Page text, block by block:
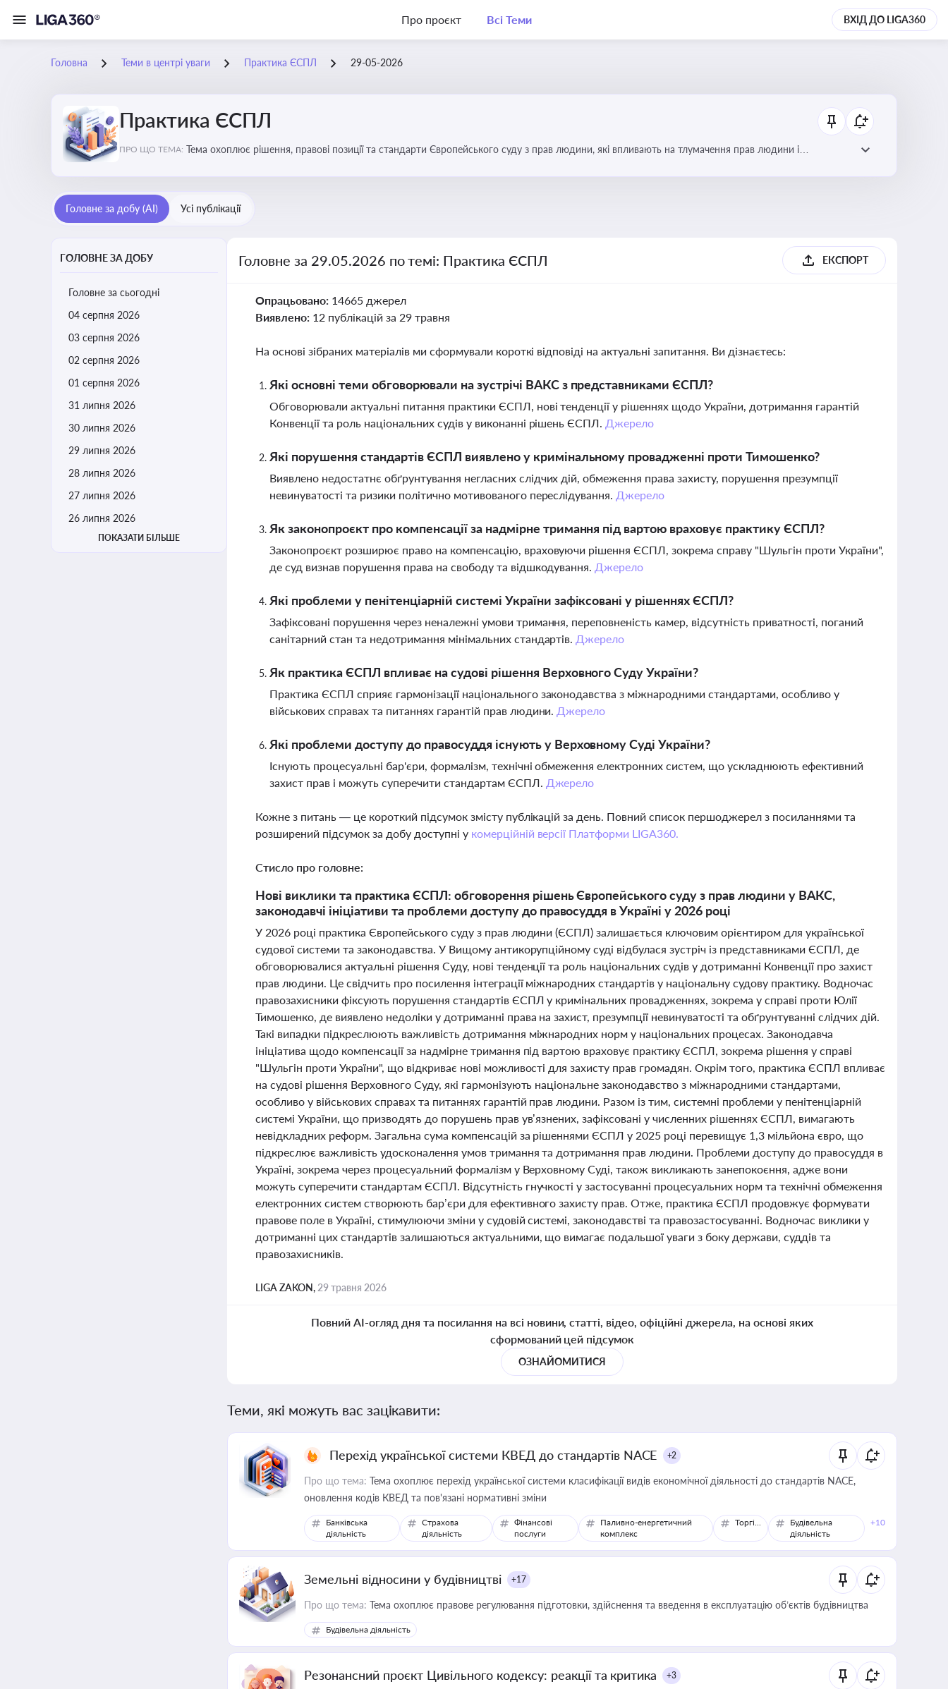
Про проєкт Всі Теми ВХІД ДО LIGA360
Головна Теми в центрі уваги Практика ЄСПЛ 29-05-2026
Практика ЄСПЛ
ПРО ЩО ТЕМА: Тема охоплює рішення, правові позиції та стандарти Європейського суду з прав людини, які впливають на тлумачення прав людини і
Головне за добу (AI) Усі публікації
ГОЛОВНЕ ЗА ДОБУ
Головне за сьогодні
04 серпня 2026
03 серпня 2026
02 серпня 2026
01 серпня 2026
31 липня 2026
30 липня 2026
29 липня 2026
28 липня 2026
27 липня 2026
26 липня 2026
ПОКАЗАТИ БІЛЬШЕ
Головне за 29.05.2026 по темі: Практика ЄСПЛ ЕКСПОРТ
Опрацьовано: 14665 джерел
Виявлено: 12 публікацій за 29 травня
На основі зібраних матеріалів ми сформували короткі відповіді на актуальні запитання. Ви дізнаєтесь:
Які основні теми обговорювали на зустрічі ВАКС з представниками ЄСПЛ?
Обговорювали актуальні питання практики ЄСПЛ, нові тенденції у рішеннях щодо України, дотримання гарантій
Конвенції та роль національних судів у виконанні рішень ЄСПЛ. Джерело
Які порушення стандартів ЄСПЛ виявлено у кримінальному провадженні проти Тимошенко?
Виявлено недостатнє обґрунтування негласних слідчих дій, обмеження права захисту, порушення презумпції
невинуватості та ризики політично мотивованого переслідування. Джерело
Як законопроєкт про компенсації за надмірне тримання під вартою враховує практику ЄСПЛ?
Законопроєкт розширює право на компенсацію, враховуючи рішення ЄСПЛ, зокрема справу "Шульгін проти України",
де суд визнав порушення права на свободу та відшкодування. Джерело
Які проблеми у пенітенціарній системі України зафіксовані у рішеннях ЄСПЛ?
Зафіксовані порушення через неналежні умови тримання, переповненість камер, відсутність приватності, поганий
санітарний стан та недотримання мінімальних стандартів. Джерело
Як практика ЄСПЛ впливає на судові рішення Верховного Суду України?
Практика ЄСПЛ сприяє гармонізації національного законодавства з міжнародними стандартами, особливо у
військових справах та питаннях гарантій прав людини. Джерело
Які проблеми доступу до правосуддя існують у Верховному Суді України?
Існують процесуальні бар'єри, формалізм, технічні обмеження електронних систем, що ускладнюють ефективний
захист прав і можуть суперечити стандартам ЄСПЛ. Джерело
Кожне з питань — це короткий підсумок змісту публікацій за день. Повний список першоджерел з посиланнями та
розширений підсумок за добу доступні у комерційній версії Платформи LIGA360.
Стисло про головне:
Нові виклики та практика ЄСПЛ: обговорення рішень Європейського суду з прав людини у ВАКС,
законодавчі ініціативи та проблеми доступу до правосуддя в Україні у 2026 році
У 2026 році практика Європейського суду з прав людини (ЄСПЛ) залишається ключовим орієнтиром для української
судової системи та законодавства. У Вищому антикорупційному суді відбулася зустріч із представниками ЄСПЛ, де
обговорювалися актуальні рішення Суду, нові тенденції та роль національних судів у дотриманні Конвенції про захист
прав людини. Це свідчить про посилення інтеграції міжнародних стандартів у національну судову практику. Водночас
правозахисники фіксують порушення стандартів ЄСПЛ у кримінальних провадженнях, зокрема у справі проти Юлії
Тимошенко, де виявлено недоліки у дотриманні права на захист, презумпції невинуватості та обґрунтуванні слідчих дій.
Такі випадки підкреслюють важливість дотримання міжнародних норм у національних процесах. Законодавча
ініціатива щодо компенсації за надмірне тримання під вартою враховує практику ЄСПЛ, зокрема рішення у справі
"Шульгін проти України", що відкриває нові можливості для захисту прав громадян. Окрім того, практика ЄСПЛ впливає
на судові рішення Верховного Суду, які гармонізують національне законодавство з міжнародними стандартами,
особливо у військових справах та питаннях гарантій прав людини. Разом із тим, системні проблеми у пенітенціарній
системі України, що призводять до порушень прав ув’язнених, зафіксовані у численних рішеннях ЄСПЛ, вимагають
невідкладних реформ. Загальна сума компенсацій за рішеннями ЄСПЛ у 2025 році перевищує 1,3 мільйона євро, що
підкреслює важливість удосконалення умов тримання та дотримання прав людини. Проблеми доступу до правосуддя в
Україні, зокрема через процесуальний формалізм у Верховному Суді, також викликають занепокоєння, адже вони
можуть суперечити стандартам ЄСПЛ. Відсутність гнучкості у застосуванні процесуальних норм та технічні обмеження
електронних систем створюють бар’єри для ефективного захисту прав. Отже, практика ЄСПЛ продовжує формувати
правове поле в Україні, стимулюючи зміни у судовій системі, законодавстві та правозастосуванні. Водночас виклики у
дотриманні цих стандартів залишаються актуальними, що вимагає подальшої уваги з боку держави, суддів та
правозахисників.
LIGA ZAKON, 29 травня 2026
Повний AI-огляд дня та посилання на всі новини, статті, відео, офіційні джерела, на основі яких
сформований цей підсумок
ОЗНАЙОМИТИСЯ
Теми, які можуть вас зацікавити:
Перехід української системи КВЕД до стандартів NACE +2
Про що тема: Тема охоплює перехід української системи класифікації видів економічної діяльності до стандартів NACE,
оновлення кодів КВЕД та пов'язані нормативні зміни
Банківська
діяльність
Страхова
діяльність
Фінансові
послуги
Паливно-енергетичний
комплекс
Торгівля
Будівельна
діяльність
+10
Земельні відносини у будівництві +17
Про що тема: Тема охоплює правове регулювання підготовки, здійснення та введення в експлуатацію об’єктів будівництва
Будівельна діяльність
Резонансний проєкт Цивільного кодексу: реакції та критика +3